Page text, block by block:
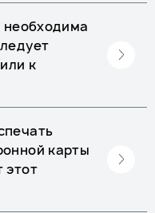
необходима
к
карты
этот